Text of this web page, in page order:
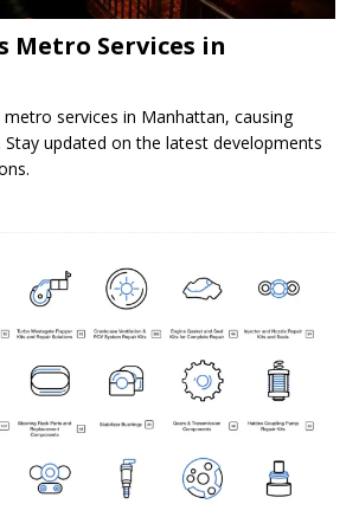
Metro Services in
services in Manhattan, causing
Stay updated on the latest developments